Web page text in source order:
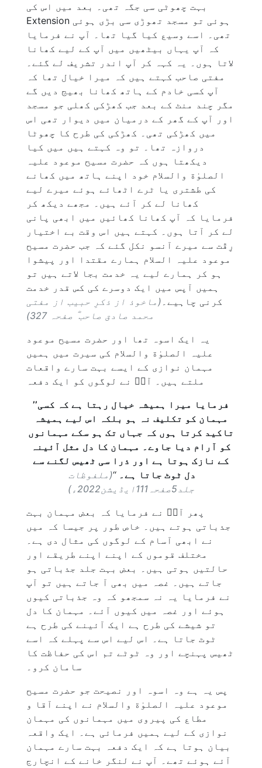
بہت چھوٹی سی جگہ تھی۔ بعد میں اس کی
Extension ہوئی تو مسجد تھوڑی سی بڑی ہوئی
تھی۔ اسے وسیع کیا گیا تھا۔ آپ نے فرمایا
کہ آپ یہاں بیٹھیں میں آپ کے لیے کھانا
لاتا ہوں۔ یہ کہہ کر آپ اندر تشریف لے گئے۔
مفتی صاحب کہتے ہیں کہ میرا خیال تھا کہ
آپ کسی خادم کے ہاتھ کھانا بھیج دیں گے
مگر چند منٹ کے بعد جب کھڑکی کھلی جو مسجد
اور آپ کے گھر کے درمیان میں دیوار تھی اس
میں کھڑکی تھی۔ کھڑکی کی طرح کا چھوٹا
دروازہ تھا۔ تو وہ کہتے ہیں میں کیا
دیکھتا ہوں کہ حضرت مسیح موعود علیہ
الصلوٰة والسلام خود اپنے ہاتھ میں کھانے
کی طشتری یا ٹرے اٹھائے ہوئے میرے لیے
کھانا لے کر آئے ہیں۔ مجھے دیکھ کر
فرمایا کہ آپ کھانا کھائیں میں ابھی پانی
لے کر آتا ہوں۔ کہتے ہیں اس وقت بے اختیار
رِقّت سے میرے آنسو نکل گئے کہ جب حضرت مسیح
موعود علیہ السلام ہمارے مقتدا اور پیشوا
ہو کر ہمارے لیے یہ خدمت بجا لاتے ہیں تو
ہمیں آپس میں ایک دوسرے کی کس قدر خدمت
کرنی چاہیے۔ (ماخوذ از ذکرِ حبیب از مفتی
محمد صادق صاحب ؓ صفحہ 327)
یہ ایک اسوہ تھا اور حضرت مسیح موعود
علیہ الصلوٰة والسلام کی سیرت میں ہمیں
مہمان نوازی کے ایسے بہت سارے واقعات
ملتے ہیں۔ آپؑ نے لوگوں کو ایک دفعہ
’’فرمایا میرا ہمیشہ خیال رہتا ہے کہ کسی
مہمان کو تکلیف نہ ہو بلکہ اس لیے ہمیشہ
تاکید کرتا ہوں کہ جہاں تک ہو سکے مہمانوں
کو آرام دیا جاوے۔ مہمان کا دل مثل آئینہ
کے نازک ہوتا ہے اور ذرا سی ٹھیس لگنے سے
دل ٹوٹ جاتا ہے۔‘‘(ملفوظات
جلد5صفحہ111ایڈیشن2022ء)
پھر آپؑ نے فرمایا کہ بعض مہمان بہت
جذباتی ہوتے ہیں۔ خاص طور پر جیسا کہ میں
نے ابھی آسام کے لوگوں کی مثال دی ہے۔
مختلف قوموں کے اپنے اپنے طریقے اور
حالتیں ہوتی ہیں۔ بعض بہت جلد جذباتی ہو
جاتے ہیں۔ غصہ میں بھی آ جاتے ہیں تو آپ
نے فرمایا یہ نہ سمجھو کہ وہ جذباتی کیوں
ہوئے اور غصہ میں کیوں آئے۔ مہمان کا دل
تو شیشے کی طرح ہے ایک آئینے کی طرح ہے
ٹوٹ جاتا ہے۔ اس لیے اس سے پہلے کہ اسے
ٹھیس پہنچے اور وہ ٹوٹے تم اس کی حفاظت کا
سامان کرو۔
پس یہ ہے وہ اسوہ اور نصیحت جو حضرت مسیح
موعود علیہ الصلوٰة والسلام نے اپنے آقا و
مطاع کی پیروی میں مہمانوں کی مہمان
نوازی کے لیے ہمیں فرمائی ہے۔ ایک واقعہ
بیان ہوتا ہے کہ ایک دفعہ بہت سارے مہمان
آئے ہوئے تھے۔ آپ نے لنگر خانے کے انچارج